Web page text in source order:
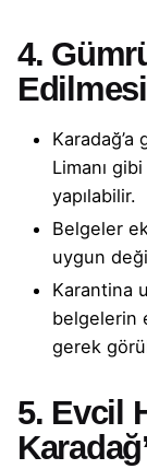
4.
Limanı
yapılabilir.
Belgeler
uygun
Karantina
belgelerin
gerek
5. Evcil